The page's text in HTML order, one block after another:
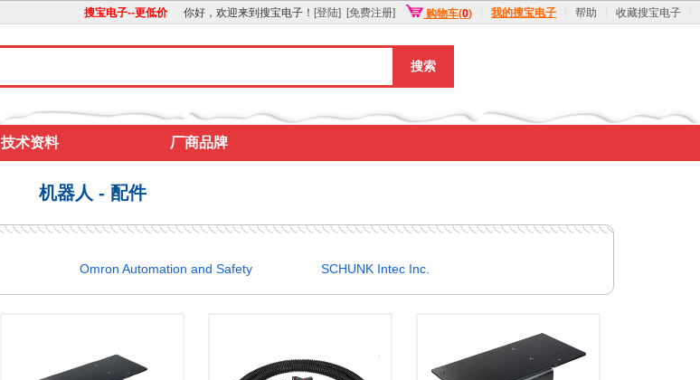
收藏搜宝电子
帮助
我的搜宝电子
购物车(0)
[免费注册]
[登陆]
你好，欢迎来到搜宝电子！
搜宝电子--更低价
搜索
技术资料 厂商品牌
机器人 - 配件
Omron Automation and Safety SCHUNK Intec Inc.